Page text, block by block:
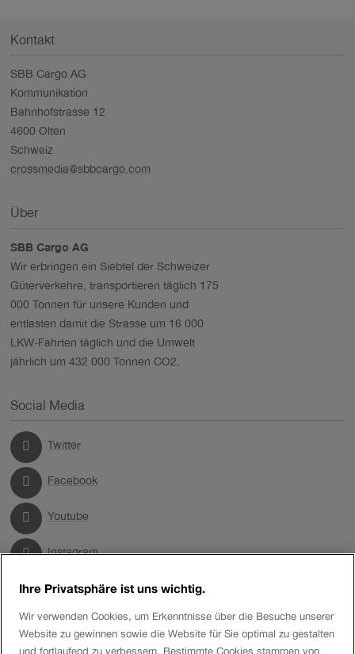
Kontakt
SBB Cargo AG
Kommunikation
Bahnhofstrasse 12
4600 Olten
Schweiz
crossmedia@sbbcargo.com
Über
SBB Cargo AG
Wir erbringen ein Siebtel der Schweizer
Güterverkehre, transportieren täglich 175
000 Tonnen für unsere Kunden und
entlasten damit die Strasse um 16 000
LKW-Fahrten täglich und die Umwelt
jährlich um 432 000 Tonnen CO2.
Social Media
Twitter
Facebook
Youtube
Instagram
LinkedIn
Tags
Ihre Privatsphäre ist uns wichtig.
Wir verwenden Cookies, um Erkenntnisse über die Besuche unserer
Website zu gewinnen sowie die Website für Sie optimal zu gestalten
und fortlaufend zu verbessern. Bestimmte Cookies stammen von